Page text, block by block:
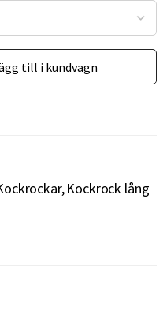
till i kundvagn
Kockrock lång